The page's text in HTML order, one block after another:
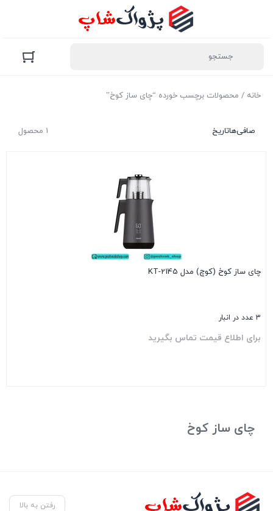
خانه / محصولات برچسب خورده “چای ساز کوخ”
1 محصول صافی‌هاتاریخ
چای ساز کوخ (کوچ) مدل KT-2145
3 عدد در انبار
برای اطلاع قیمت تماس بگیرید
چای ساز کوخ
رفتن به بالا